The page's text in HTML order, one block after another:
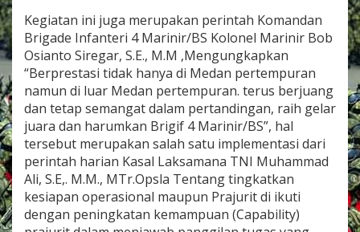
N
T
A
M
A
L
V
C
U
P
2
2
Kegiatan ini juga merupakan perintah Komandan
Brigade Infanteri 4 Marinir/BS Kolonel Marinir Bob
Osianto Siregar, S.E., M.M ,Mengungkapkan
“Berprestasi tidak hanya di Medan pertempuran
namun di luar Medan pertempuran. terus berjuang
dan tetap semangat dalam pertandingan, raih gelar
juara dan harumkan Brigif 4 Marinir/BS”, hal
tersebut merupakan salah satu implementasi dari
perintah harian Kasal Laksamana TNI Muhammad
Ali, S.E,. M.M., MTr.Opsla Tentang tingkatkan
kesiapan operasional maupun Prajurit di ikuti
dengan peningkatan kemampuan (Capability)